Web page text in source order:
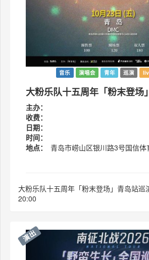
音乐 演唱会 青年 巡演
大粉乐队十五周年「粉末登场
主办：
收费：
日期：
时间：
地点：
青岛市崂山区银川路3号国信
大粉乐队十五周年「粉末登场」青岛站巡
20:00
演出